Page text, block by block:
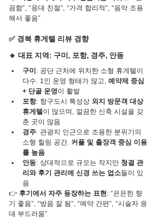
끔함”, “응대 친절”, “가격 합리적”, “음악 조용
해서 좋음”
✅ 경북 휴게텔 리뷰 경향
🔹 대표 지역: 구미, 포항, 경주, 안동
구미 : 공단 근처에 위치한 소형 휴게텔이
다수. 1인 운영 형태가 많고, 예약제 중심
+ 단골 운영이 활발
포항: 항구도시 특성상 외지 방문객 대상
휴게텔 이 많으며, 깔끔한 신축 시설을 갖
춘 곳이 많음
경주: 관광지 인근으로 조용한 분위기의
소형 힐링 공간. 커플 및 출장객 중심 이용
률 높음
안동: 상대적으로 규모는 작지만 청결 관
리와 후기 관리에 신경 쓰는 업소들이 있
음
👉 후기에서 자주 등장하는 표현: “은은한 향
기 좋음”, “방음 잘 됨”, “예약 간편”, “시술자 응
대 부드러움”